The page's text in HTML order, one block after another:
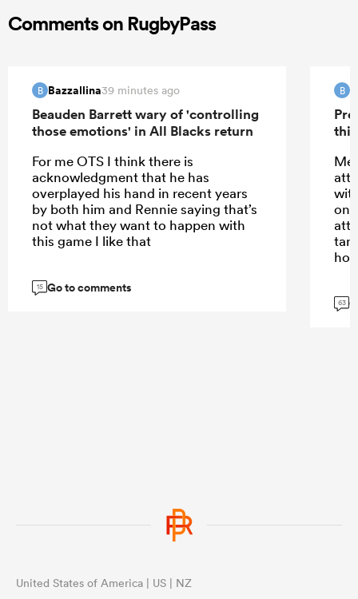
Comments on RugbyPass
B Bazzallina39 minutes ago
Beauden Barrett wary of 'controlling
those emotions' in All Blacks return
For me OTS I think there is
acknowledgment that he has
overplayed his hand in recent years
by both him and Rennie saying that’s
not what they want to happen with
this game I like that
15 Go to comments
B
63
United States of America | US | NZ